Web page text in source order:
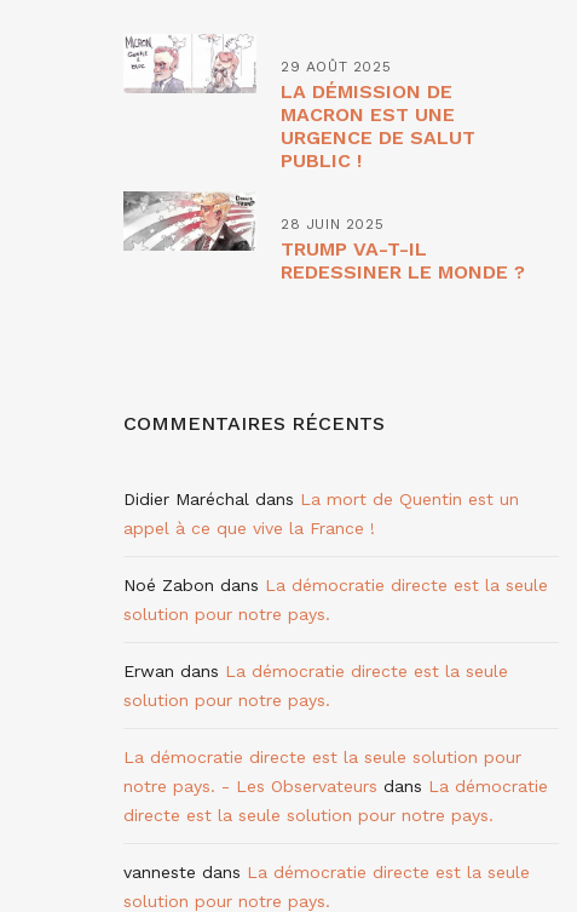
29 AOÛT 2025
LA DÉMISSION DE
MACRON EST UNE
URGENCE DE SALUT
PUBLIC !
28 JUIN 2025
TRUMP VA-T-IL
REDESSINER LE MONDE ?
COMMENTAIRES RÉCENTS
Didier Maréchal dans La mort de Quentin est un
appel à ce que vive la France !
Noé Zabon dans La démocratie directe est la seule
solution pour notre pays.
Erwan dans La démocratie directe est la seule
solution pour notre pays.
La démocratie directe est la seule solution pour
notre pays. - Les Observateurs dans La démocratie
directe est la seule solution pour notre pays.
vanneste dans La démocratie directe est la seule
solution pour notre pays.